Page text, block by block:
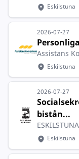
Eskilstuna
2026-07-27
Assistans
Eskilstuna
2026-07-27
bistån...
Eskilstuna